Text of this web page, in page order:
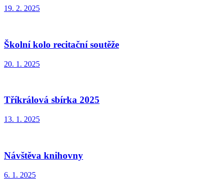
19. 2. 2025
Školní kolo recitační soutěže
20. 1. 2025
Tříkrálová sbírka 2025
13. 1. 2025
Návštěva knihovny
6. 1. 2025